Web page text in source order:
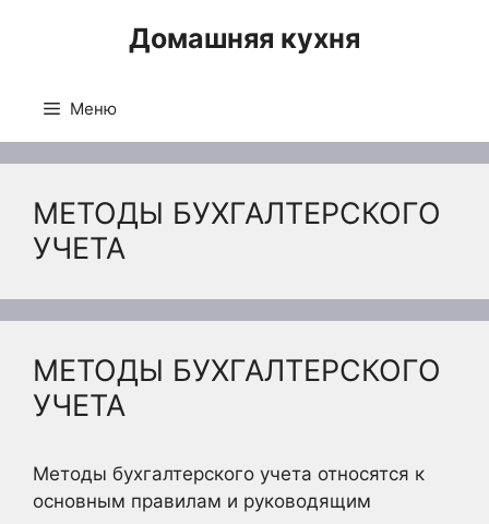
Домашняя кухня
Меню
МЕТОДЫ БУХГАЛТЕРСКОГО
УЧЕТА
МЕТОДЫ БУХГАЛТЕРСКОГО
УЧЕТА
Методы бухгалтерского учета относятся к
основным правилам и руководящим